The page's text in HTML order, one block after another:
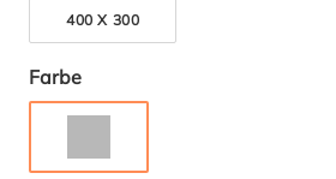
400 X 300
Farbeauswählen